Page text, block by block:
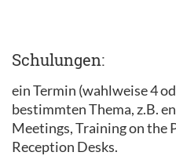
Schulungen:
ein Termin (wahlweise 4
bestimmten Thema, z.B.
Meetings, Training on the
Reception Desks.